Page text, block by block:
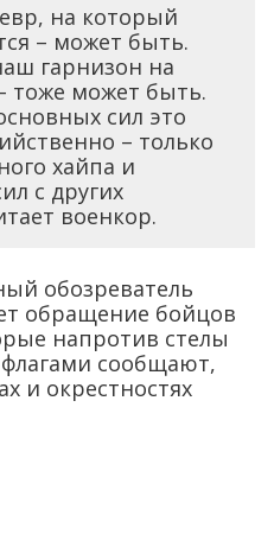
на который
– может быть.
гарнизон на
тоже может быть.
сил это
– только
хайпа и
с других
военкор.
обозреватель
обращение бойцов
напротив стелы
флагами сообщают,
и окрестностях